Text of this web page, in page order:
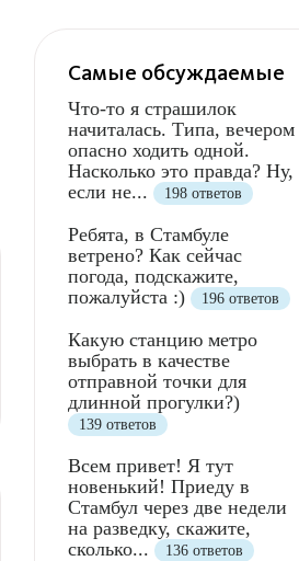
Самые обсуждаемые
Что-то я страшилок
начиталась. Типа, вечером
опасно ходить одной.
Насколько это правда? Ну,
если не...
198 ответов
Ребята, в Стамбуле
ветрено? Как сейчас
погода, подскажите,
пожалуйста :)
196 ответов
Какую станцию метро
выбрать в качестве
отправной точки для
длинной прогулки?)
139 ответов
Всем привет! Я тут
новенький! Приеду в
Стамбул через две недели
на разведку, скажите,
сколько...
136 ответов